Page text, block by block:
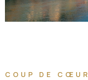
COUP DE CŒUR